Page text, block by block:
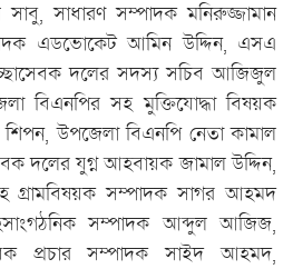
সাধারণ সম্পাদক মনিরুজ্জামান
এডভোকেট আমিন উদ্দিন, এসএ
দলের সদস্য সচিব আজিজুল
বিএনপির সহ মুক্তিযোদ্ধা বিষয়ক
উপজেলা বিএনপি নেতা কামাল
দলের যুগ্ন আহবায়ক জামাল উদ্দিন,
গ্রামবিষয়ক সম্পাদক সাগর আহমদ
সম্পাদক আব্দুল আজিজ,
প্রচার সম্পাদক সাইদ আহমদ,